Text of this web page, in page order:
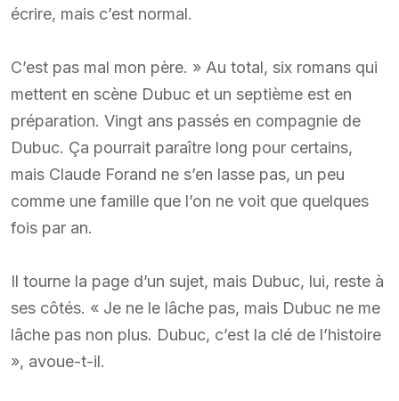
écrire, mais c’est normal.
C’est pas mal mon père. » Au total, six romans qui
mettent en scène Dubuc et un septième est en
préparation. Vingt ans passés en compagnie de
Dubuc. Ça pourrait paraître long pour certains,
mais Claude Forand ne s’en lasse pas, un peu
comme une famille que l’on ne voit que quelques
fois par an.
Il tourne la page d’un sujet, mais Dubuc, lui, reste à
ses côtés. « Je ne le lâche pas, mais Dubuc ne me
lâche pas non plus. Dubuc, c’est la clé de l’histoire
», avoue-t-il.